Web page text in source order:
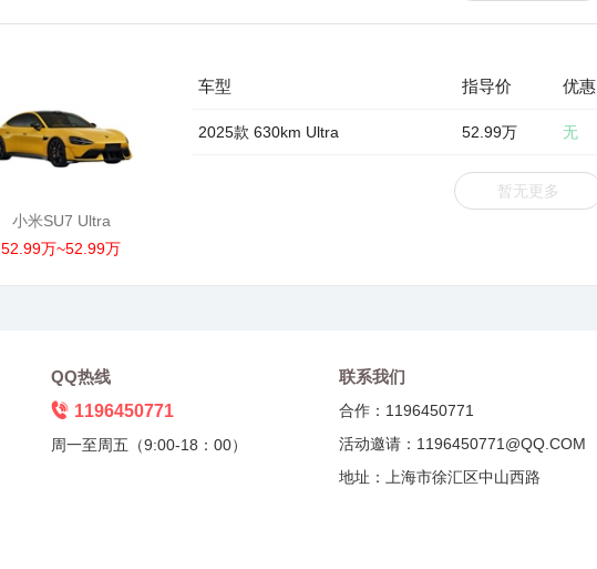
小米SU7 Ultra
52.99万~52.99万
车型 指导价 优惠
2025款 630km Ultra 52.99万 无
暂无更多
QQ热线
1196450771
周一至周五（9:00-18：00）
联系我们
合作：1196450771
活动邀请：1196450771@QQ.COM
地址：上海市徐汇区中山西路